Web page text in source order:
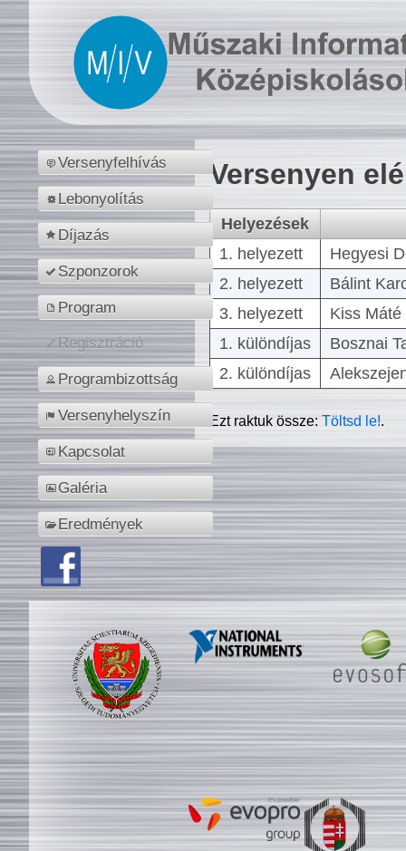
Versenyfelhívás
Lebonyolítás
Díjazás
Szponzorok
Program
Regisztráció
Programbizottság
Versenyhelyszín
Kapcsolat
Galéria
Eredmények
Versenyen
Helyezések
1. helyezett
Hegyesi
2. helyezett
Bálint
3. helyezett
Kiss
1. különdíjas
Bosznai
2. különdíjas
Ezt raktuk össze:Töltsd le!.